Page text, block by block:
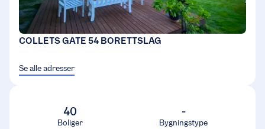
COLLETS GATE 54 BORETTSLAG
Se alle adresser
40
Boliger
-
Bygningstype